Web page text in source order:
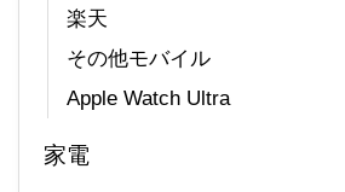
楽天
その他モバイル
Apple Watch Ultra
家電